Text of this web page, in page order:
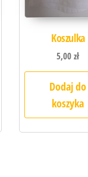
Koszulka
5,00zł
Dodaj do
koszyka